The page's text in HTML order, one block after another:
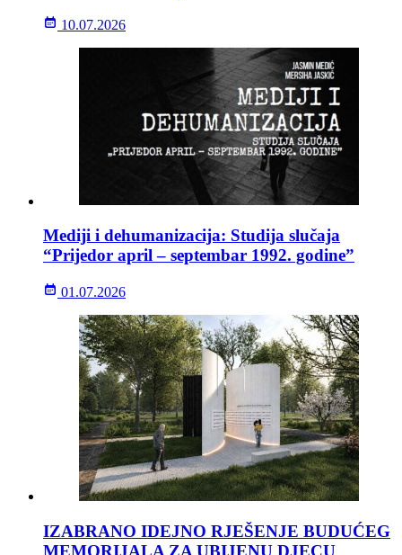
10.07.2026
Mediji i dehumanizacija: Studija slučaja
“Prijedor april – septembar 1992. godine”
01.07.2026
IZABRANO IDEJNO RJEŠENJE BUDUĆEG
MEMORIJALA ZA UBIJENU DJECU